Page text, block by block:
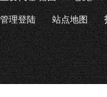
管理登陆 站点地图